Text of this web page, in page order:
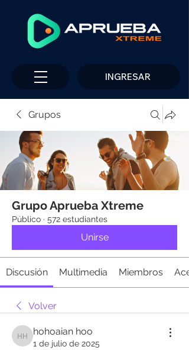
INGRESAR
Grupos
Grupo Aprueba Xtreme
Público · 572 estudiantes
Unirse
Discusión Multimedia Miembros
Volver
hohoaian hoo
hohoaian hoo
1 de julio de 2025